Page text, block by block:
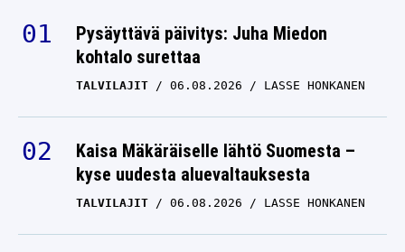
LASSE HONKANEN
Verstappenin lähtöön –
pöydällä on
maailmanluokan korvaaja
RED BULL
06.04.2026
LASSE HONKANEN
Max Verstappen teki F1-
Pysäyttävä päivitys: Juha Miedon
kohtalo surettaa
TALVILAJIT 06.08.2026 LASSE HONKANEN
Kaisa Mäkäräiselle lähtö Suomesta –
kyse uudesta aluevaltauksesta
TALVILAJIT 06.08.2026 LASSE HONKANEN